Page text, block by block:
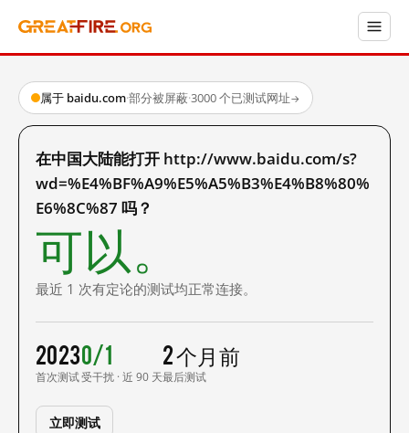
属于 baidu.com·部分被屏蔽·3000 个已测试网址→
在中国大陆能打开 http://www.baidu.com/s?
wd=%E4%BF%A9%E5%A5%B3%E4%B8%80%
E6%8C%87 吗？
可以。
最近 1 次有定论的测试均正常连接。
2023
首次测试
0/1
受干扰 · 近 90 天
2 个月前
最后测试
立即测试